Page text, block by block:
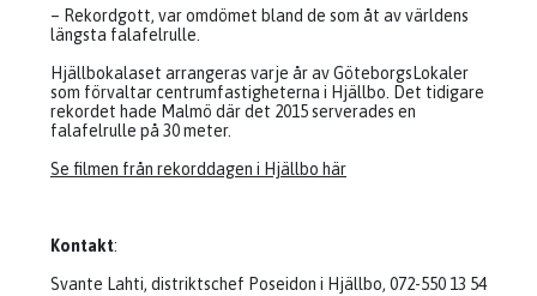
– Rekordgott, var omdömet bland de som åt av världens
längsta falafelrulle.
Hjällbokalaset arrangeras varje år av GöteborgsLokaler
som förvaltar centrumfastigheterna i Hjällbo. Det tidigare
rekordet hade Malmö där det 2015 serverades en
falafelrulle på 30 meter.
Se filmen från rekorddagen i Hjällbo här
Kontakt:
Svante Lahti, distriktschef Poseidon i Hjällbo, 072-550 13 54